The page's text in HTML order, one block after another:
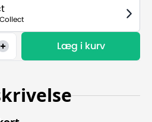
Læg i kurv